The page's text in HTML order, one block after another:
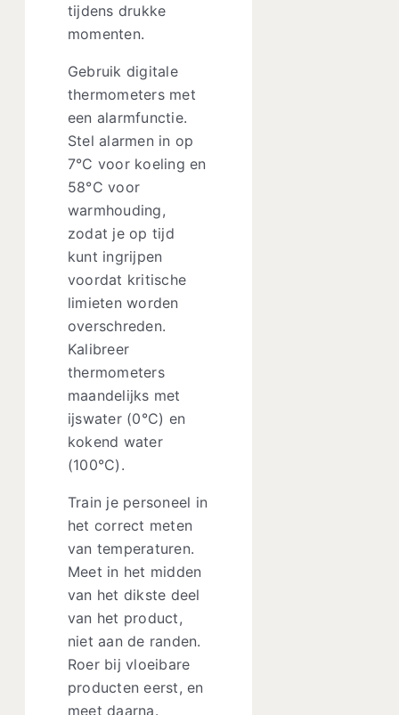
tijdens drukke
momenten.
Gebruik digitale
thermometers met
een alarmfunctie.
Stel alarmen in op
7°C voor koeling en
58°C voor
warmhouding,
zodat je op tijd
kunt ingrijpen
voordat kritische
limieten worden
overschreden.
Kalibreer
thermometers
maandelijks met
ijswater (0°C) en
kokend water
(100°C).
Train je personeel in
het correct meten
van temperaturen.
Meet in het midden
van het dikste deel
van het product,
niet aan de randen.
Roer bij vloeibare
producten eerst, en
meet daarna.